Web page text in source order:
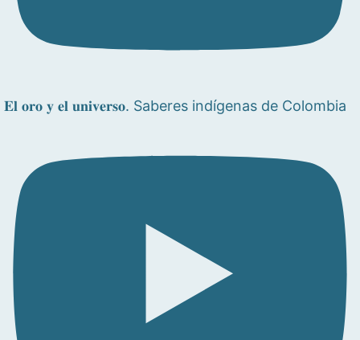
𝐄𝐥 𝐨𝐫𝐨 𝐲 𝐞𝐥 𝐮𝐧𝐢𝐯𝐞𝐫𝐬𝐨. Saberes indígenas de Colombia